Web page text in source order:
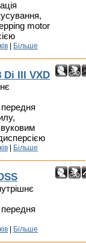
motor
Більше
Di III VXD
Більше
Більше